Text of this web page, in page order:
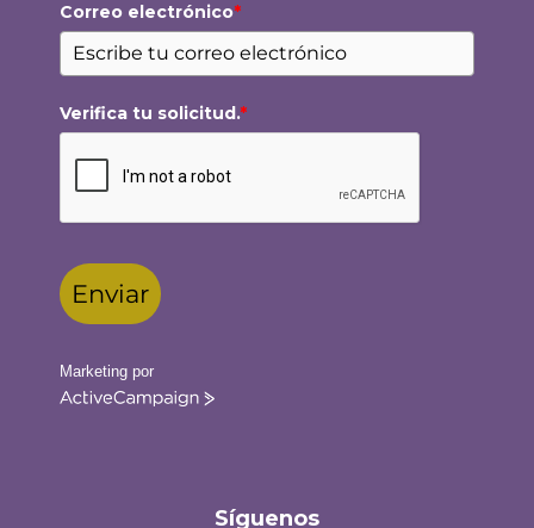
Correo electrónico*
Verifica tu solicitud.*
Enviar
Marketing por
ActiveCampaign
Síguenos